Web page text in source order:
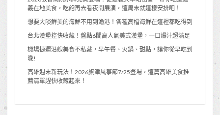
義在地美食，吃飽再去看夜間展演，這周末就這樣安排吧！
想要大啖鮮美的海鮮不用到漁港！各種高檔海鮮在這裡都吃得到
台北漢堡控快收藏！盤點6間高人氣美式漢堡，一口爆汁超滿足
機場捷運沿線美食不私藏，早午餐、火鍋、甜點，讓你從早吃到
晚!
高雄週末新玩法！2026旗津風箏節7/25登場，這篇高雄美食推
薦清單趕快收藏起來！